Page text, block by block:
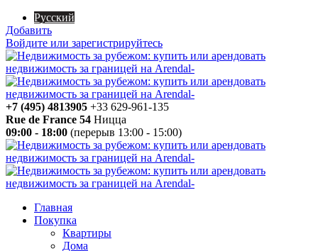
Русский
Добавить
Войдите или зарегистрируйтесь
+7 (495) 4813905 +33 629-961-135
Rue de France 54 Ницца
09:00 - 18:00 (перерыв 13:00 - 15:00)
Главная
Покупка
Квартиры
Дома